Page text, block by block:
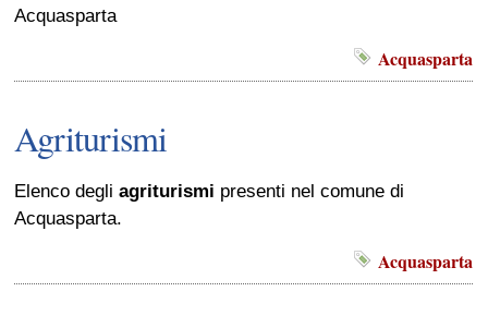
Acquasparta
Acquasparta
Agriturismi
Elenco degliagriturismi presenti nel comune di
Acquasparta.
Acquasparta